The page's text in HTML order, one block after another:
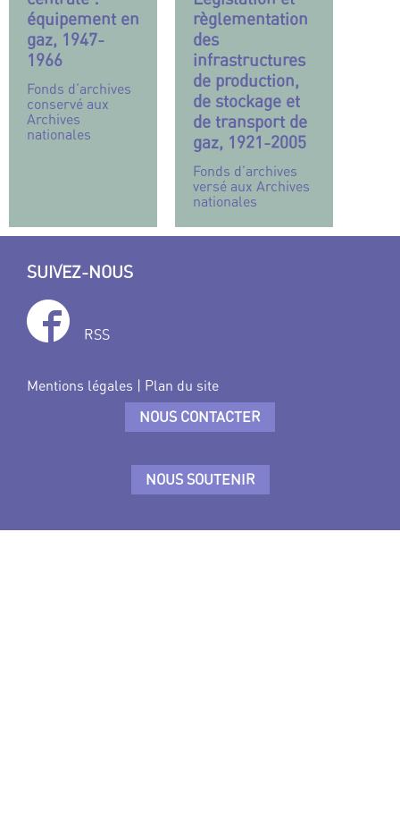
équipement en
gaz, 1947-
1966
Fonds d’archives
conservé aux
Archives
nationales
règlementation
des
infrastructures
de production,
de stockage et
de transport de
gaz, 1921-2005
Fonds d’archives
versé aux Archives
nationales
SUIVEZ-NOUS
RSS
Mentions légales | Plan du site
NOUS CONTACTER
NOUS SOUTENIR